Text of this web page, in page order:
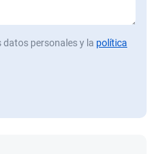
personales y la política